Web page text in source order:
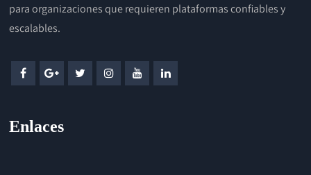
para organizaciones que requieren plataformas confiables y
escalables.
Enlaces